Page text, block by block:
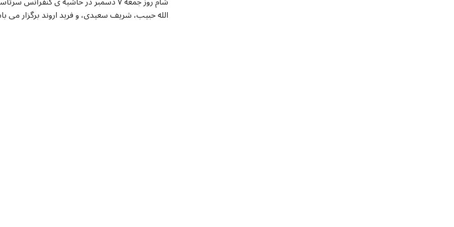
الله حبیب، شریف سعیدی، و فرید اروند برگزار می